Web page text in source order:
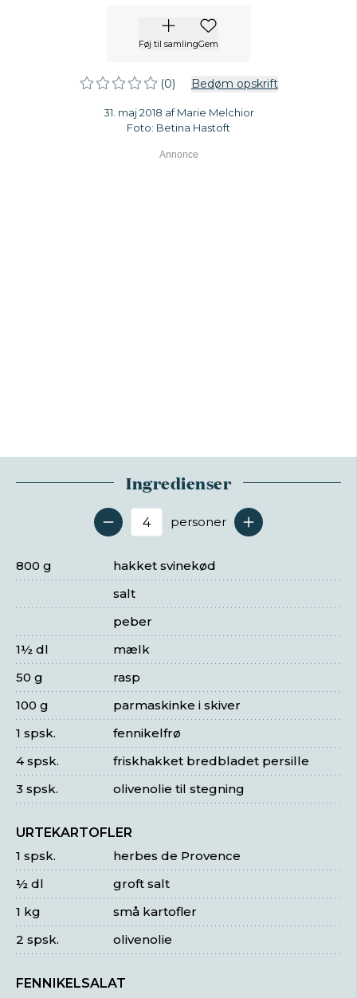
Føj til samlingGem
(0) Bedøm opskrift
31. maj 2018 af Marie Melchior
Foto: Betina Hastoft
Ingredienser
Antal serveringer
personer
hakket svinekød
800 g
salt
peber
mælk
1½ dl
rasp
50 g
parmaskinke i skiver
100 g
fennikelfrø
1 spsk.
friskhakket bredbladet persille
4 spsk.
olivenolie til stegning
3 spsk.
URTEKARTOFLER
herbes de Provence
1 spsk.
groft salt
½ dl
små kartofler
1 kg
olivenolie
2 spsk.
FENNIKELSALAT